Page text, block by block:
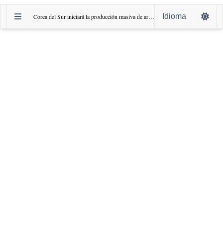
‌Corea del Sur iniciará la producción masiva de armas láser Idioma